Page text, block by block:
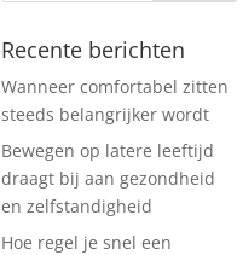
Recente berichten
Wanneer comfortabel zitten
steeds belangrijker wordt
Bewegen op latere leeftijd
draagt bij aan gezondheid
en zelfstandigheid
Hoe regel je snel een